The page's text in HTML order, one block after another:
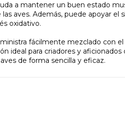
a mantener un buen estado
aves. Además, puede apoyar
oxidativo.
fácilmente mezclado con
ideal para criadores y
de forma sencilla y eficaz.